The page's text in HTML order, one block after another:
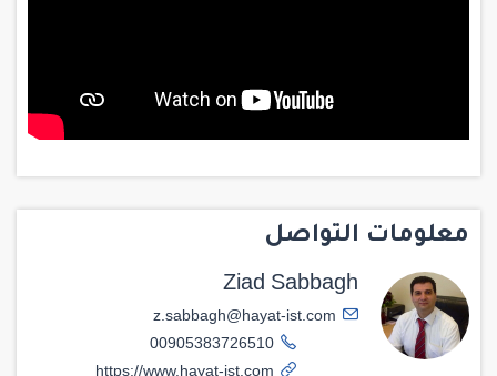
معلومات التواصل
Ziad Sabbagh
z.sabbagh@hayat-ist.com